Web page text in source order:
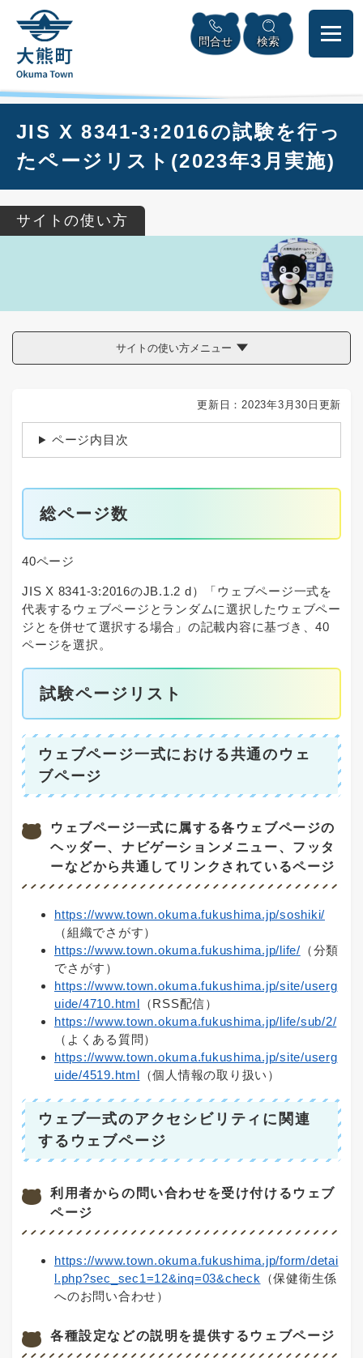
頭
メニューを飛ばして本文へ
問合せ 検索
JIS X 8341-3:2016の試験を行っ
たページリスト(2023年3月実施)
サイトの使い方
サイトの使い方メニュー
更新日：2023年3月30日更新
ページ内目次
総ページ数
40ページ
JIS X 8341-3:2016のJB.1.2 d）「ウェブページ一式を
代表するウェブページとランダムに選択したウェブペー
ジとを併せて選択する場合」の記載内容に基づき、40
ページを選択。
試験ページリスト
ウェブページ一式における共通のウェ
ブページ
ウェブページ一式に属する各ウェブページの
ヘッダー、ナビゲーションメニュー、フッタ
ーなどから共通してリンクされているページ
https://www.town.okuma.fukushima.jp/soshiki/​
（組織でさがす）
https://www.town.okuma.fukushima.jp/life/ （分類
でさがす）
https://www.town.okuma.fukushima.jp/site/userg
uide/4710.html （RSS配信）
https://www.town.okuma.fukushima.jp/life/sub/2/
（よくある質問）
https://www.town.okuma.fukushima.jp/site/userg
uide/4519.html （個人情報の取り扱い）
ウェブ一式のアクセシビリティに関連
するウェブページ
利用者からの問い合わせを受け付けるウェブ
ページ
https://www.town.okuma.fukushima.jp/form/detai
l.php?sec_sec1=12&inq=03&check （保健衛生係
へのお問い合わせ）
各種設定などの説明を提供するウェブページ